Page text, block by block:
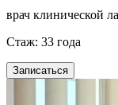
врач клинической
Стаж: 33 года
Записаться